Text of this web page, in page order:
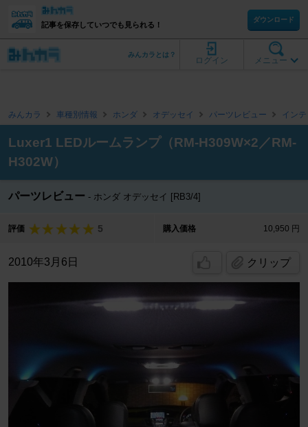
記事を保存していつでも見られる！
ダウンロード
メニュー
ログイン
みんカラとは？
みんカラ 車種別情報 ホンダ オデッセイ パーツレビュー イン
Luxer1 LEDルームランプ（RM-H309W×2／RM-
H302W）
パーツレビュー ホンダ オデッセイ [RB3/4]
評価 5 購入価格 10,950 円
2010年3月6日 クリップ